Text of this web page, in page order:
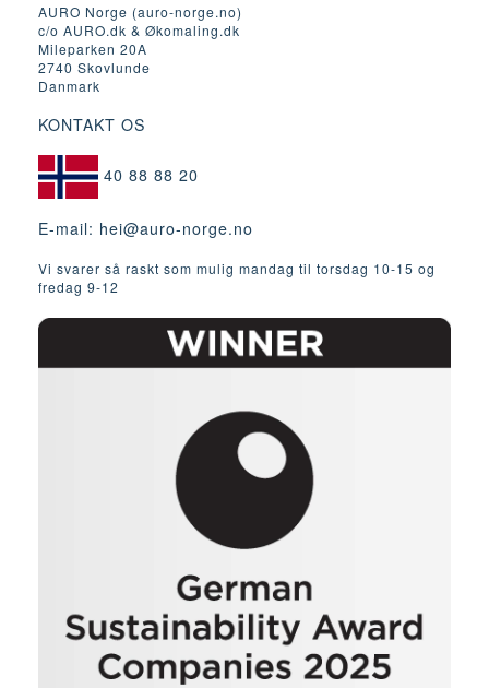
AURO Norge (auro-norge.no)
c/o AURO.dk & Økomaling.dk
Mileparken 20A
2740 Skovlunde
Danmark
KONTAKT OS
40 88 88 20
E-mail: hei@auro-norge.no
Vi svarer så raskt som mulig mandag til torsdag 10-15 og
fredag ​​9-12